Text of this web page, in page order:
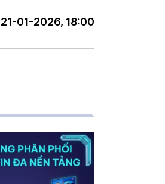
01-2026, 18:00